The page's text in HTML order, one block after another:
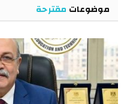
موضوعات مقترحة